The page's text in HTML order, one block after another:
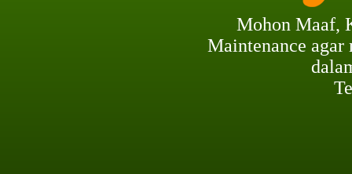
Mohon Maaf,
Maintenance